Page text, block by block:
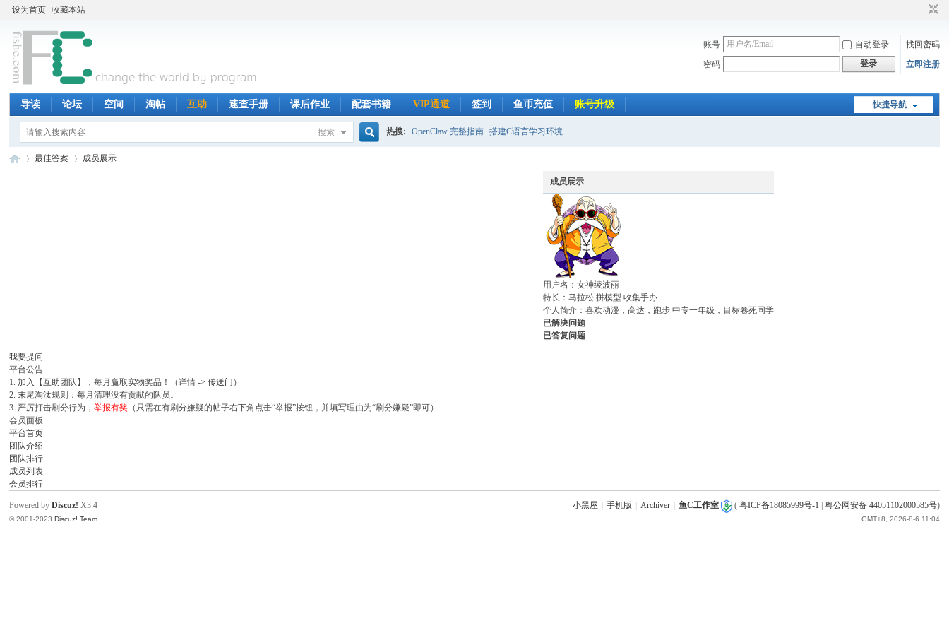
设为首页 收藏本站
账号 自动登录
找回密码
密码
登录 立即注册
快捷导航
导读 论坛 空间 淘帖 互助 速查手册 课后作业 配套书籍 VIP通道 签到 鱼币充值 账号升级
搜索 热搜: OpenClaw 完整指南 搭建C语言学习环境
C
论
最佳答案 成员展示
成员展示
用户名：女神绫波丽
特长：马拉松 拼模型 收集手办
个人简介：喜欢动漫，高达，跑步 中专一年级，目标卷死同学
已解决问题
已答复问题
我要提问
平台公告
1. 加入【互助团队】，每月赢取实物奖品！（详情 ->传送门 ）
2. 末尾淘汰规则：每月清理没有贡献的队员。
3. 严厉打击刷分行为，举报有奖 （只需在有刷分嫌疑的帖子右下角点击“举报”按钮，并填写理由为“刷分嫌疑”即可）
会员面板
平台首页
团队介绍
团队排行
成员列表
会员排行
小黑屋 手机版 Archiver 鱼C工作室 ( 粤ICP备18085999号-1 粤公网安备 44051102000585号)
GMT+8, 2026-8-6 11:04
Powered byDiscuz! X3.4
© 2001-2023Discuz! Team